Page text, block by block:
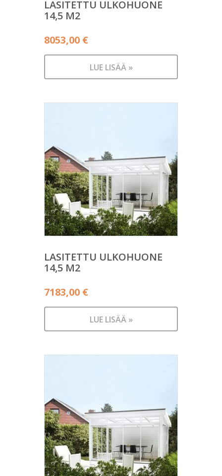
LASITETTU ULKOHUONE
14,5 M2
8053,00 €
LUE LISÄÄ »
LASITETTU ULKOHUONE
14,5 M2
7183,00 €
LUE LISÄÄ »